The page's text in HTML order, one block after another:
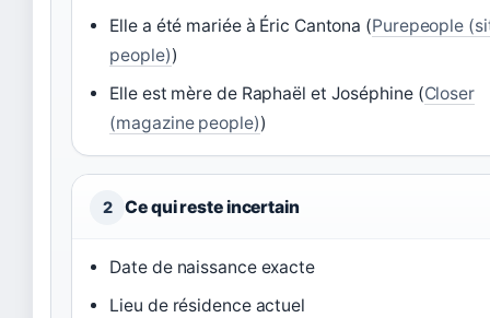
Elle a été mariée à Éric Cantona (Purepeople
people))
Elle est mère de Raphaël et Joséphine (Closer
(magazine people))
2 Ce qui reste incertain
Date de naissance exacte
Lieu de résidence actuel